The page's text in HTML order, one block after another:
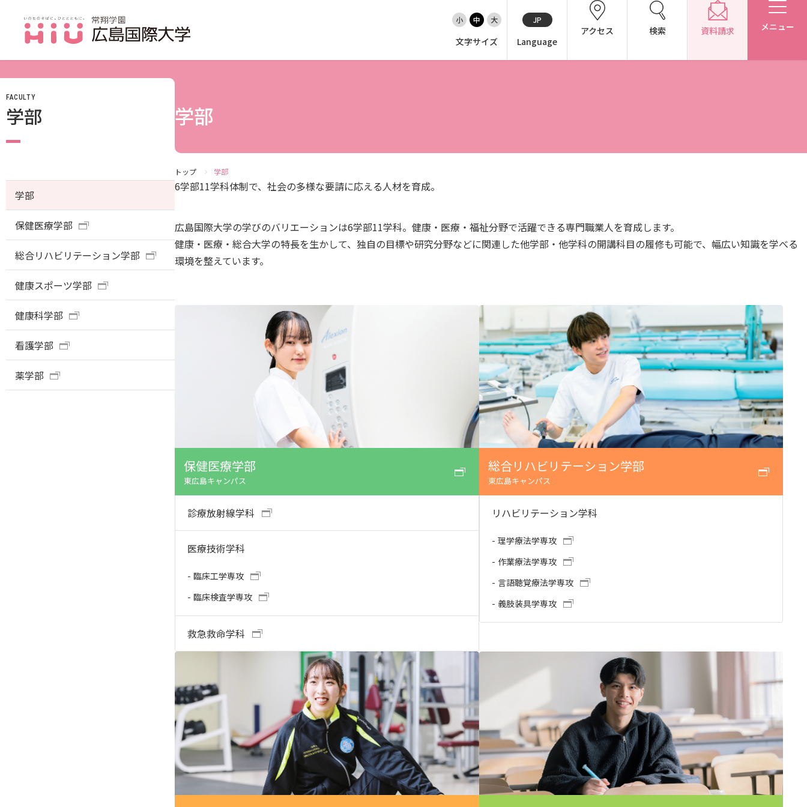
メニュー
受験生の方
卒業生の方
保護者の方
採用担当の方
アドミッション・ポリシー（2027年度以降入学生）
アドミッション・ポリシー（2024～2026年度入学生）
カリキュラム・ポリシー（2023年度入学生）
カリキュラム・ポリシー（2020～2022年度入学生）
カリキュラム・ポリシー（2016～2019年度保健医療・総合リハ・医療福祉・医療経営・看護）
カリキュラム・ポリシー（2016～2019年度心理・薬・医療栄養）
カリキュラム・ポリシー（2015年度以前入学生）
カリキュラム・ポリシー（大学院対象）
ディプロマ・ポリシー（2024年度入学生）
ディプロマ・ポリシー（2020～2023年度入学生）
ディプロマ・ポリシー（2016～2019年度入学生）
大学機関別認証評価
薬学部薬学科の自己点検・評価について
理学療法士・作業療法士教員資格及び教育内容等の自己評価書
大学院実践臨床心理学専攻 自己点検・評価報告書
大学院薬学研究科 自己点検・評価報告書
別表第1・第2 様式第1・第2
基盤教育センターでの教育活動・概要
講座のご案内
広国ドリル
入学予定者へのお知らせ
合格者の方へのメッセージ
入学準備学習プログラム
情報端末の必携化について
感染予防にかかる抗体価検査について
ビジュランクラウド
情報端末の必携化について
ICTサポート
図書館概要
利用案内
利用案内（学外利用者）
電子ブック・電子ジャーナルなど
学部
大学院・専攻科
地域連携
国際交流
資料請求
検索
アクセス
Language
JP
文字サイズ
小 中 大
トップ 学部
学部
6学部11学科体制で、社会の多様な要請に応える人材を育成。
広島国際大学の学びのバリエーションは6学部11学科。健康・医療・福祉分野で活躍できる専門職業人を育成します。
健康・医療・総合大学の特長を生かして、独自の目標や研究分野などに関連した他学部・他学科の開講科目の履修も可能で、幅広い知識を学べる
環境を整えています。
保健医療学部
東広島キャンパス
診療放射線学科
医療技術学科
臨床工学専攻
臨床検査学専攻
救急救命学科
総合リハビリテーション学部
東広島キャンパス
リハビリテーション学科
理学療法学専攻
作業療法学専攻
言語聴覚療法学専攻
義肢装具学専攻
FACULTY
学部
学部
保健医療学部
総合リハビリテーション学部
健康スポーツ学部
健康科学部
看護学部
薬学部